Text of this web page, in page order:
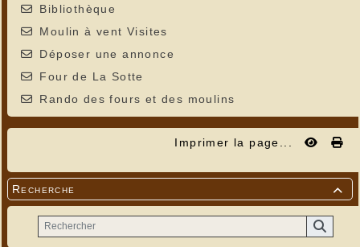
Bibliothèque
Moulin à vent Visites
Déposer une annonce
Four de La Sotte
Rando des fours et des moulins
Imprimer la page...

Recherche